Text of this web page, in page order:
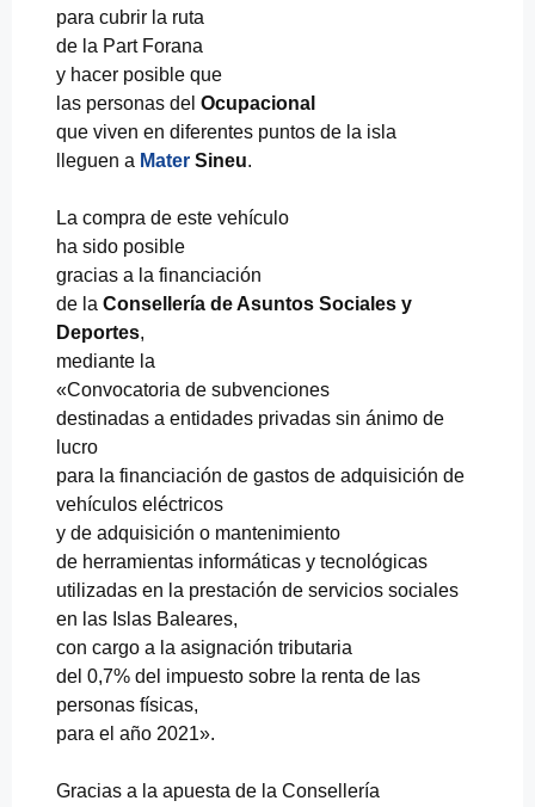
para cubrir la ruta
de la Part Forana
y hacer posible que
las personas del Ocupacional
que viven en diferentes puntos de la isla
lleguen a Mater Sineu.
La compra de este vehículo
ha sido posible
gracias a la financiación
de la Consellería de Asuntos Sociales y
Deportes,
mediante la
«Convocatoria de subvenciones
destinadas a entidades privadas sin ánimo de
lucro
para la financiación de gastos de adquisición de
vehículos eléctricos
y de adquisición o mantenimiento
de herramientas informáticas y tecnológicas
utilizadas en la prestación de servicios sociales
en las Islas Baleares,
con cargo a la asignación tributaria
del 0,7% del impuesto sobre la renta de las
personas físicas,
para el año 2021».
Gracias a la apuesta de la Consellería